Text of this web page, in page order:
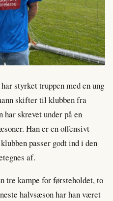
styrket truppen med en ung
skifter til klubben fra
har skrevet under på en
Han er en offensivt
passer godt ind i den
af.
tre kampe for førsteholdet, to
halvsæson har han været